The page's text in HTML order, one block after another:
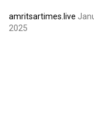
amritsartimes.live
2025